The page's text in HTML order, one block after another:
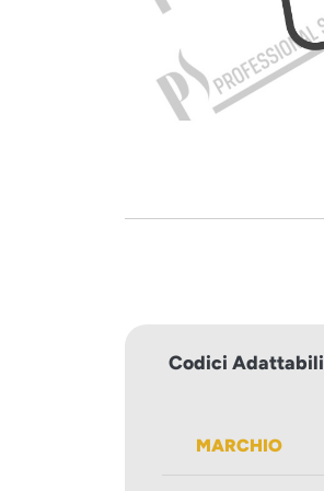
Codici Adattabili
MARCHIO